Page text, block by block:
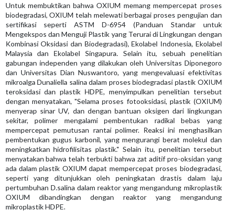
Untuk membuktikan bahwa OXIUM memang mempercepat proses
biodegradasi, OXIUM telah melewati berbagai proses pengujian dan
sertifikasi seperti ASTM D-6954 (Panduan Standar untuk
Mengekspos dan Menguji Plastik yang Terurai di Lingkungan dengan
Kombinasi Oksidasi dan Biodegradasi), Ekolabel Indonesia, Ekolabel
Malaysia dan Ekolabel Singapura. Selain itu, sebuah penelitian
gabungan independen yang dilakukan oleh Universitas Diponegoro
dan Universitas Dian Nuswantoro, yang mengevaluasi efektivitas
mikroalga Dunaliella salina dalam proses biodegradasi plastik OXIUM
teroksidasi dan plastik HDPE, menyimpulkan penelitian tersebut
dengan menyatakan, "Selama proses fotooksidasi, plastik (OXIUM)
menyerap sinar UV, dan dengan bantuan oksigen dari lingkungan
sekitar, polimer mengalami pembentukan radikal bebas yang
mempercepat pemutusan rantai polimer. Reaksi ini menghasilkan
pembentukan gugus karbonil, yang mengurangi berat molekul dan
meningkatkan hidrofilisitas plastik." Selain itu, penelitian tersebut
menyatakan bahwa telah terbukti bahwa zat aditif pro-oksidan yang
ada dalam plastik OXIUM dapat mempercepat proses biodegradasi,
seperti yang ditunjukkan oleh peningkatan drastis dalam laju
pertumbuhan D.salina dalam reaktor yang mengandung mikroplastik
OXIUM dibandingkan dengan reaktor yang mengandung
mikroplastik HDPE.